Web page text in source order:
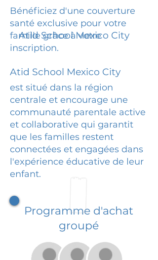
Bénéficiez d'une couverture
santé exclusive pour votre
famille grâce à votre
inscription.
Atid School Mexico City
Atid School Mexico City
est situé dans la région
centrale et encourage une
communauté parentale active
et collaborative qui garantit
que les familles restent
connectées et engagées dans
l'expérience éducative de leur
enfant.
Programme d'achat
groupé